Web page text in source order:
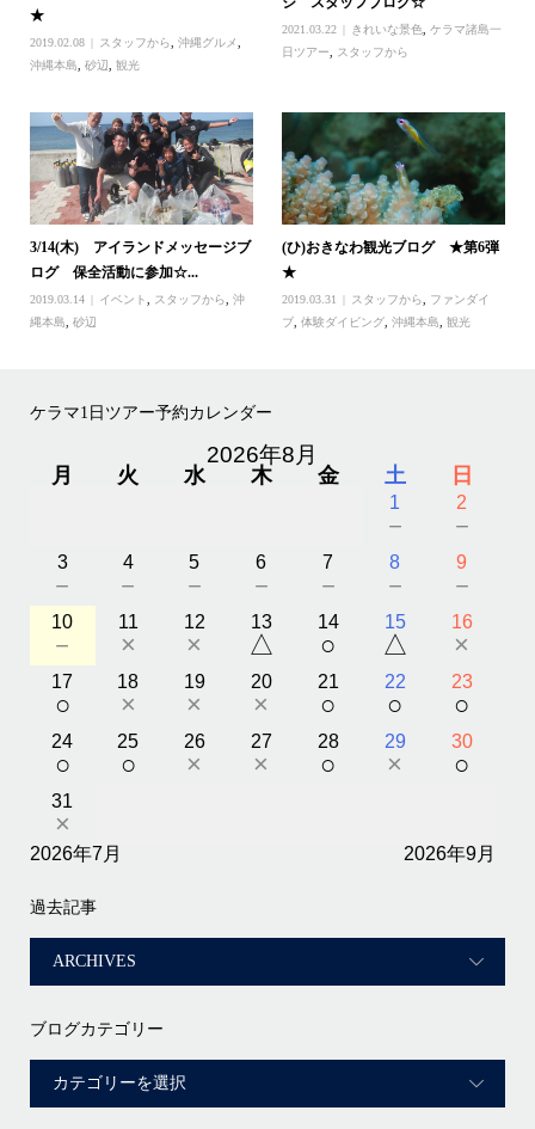
★
2019.02.08 スタッフから, 沖縄グルメ,
沖縄本島, 砂辺, 観光
2021.03.22 きれいな景色 ,ケラマ諸島一
日ツアー
スタッフから
3/14(木) アイランドメッセージブ
ログ 保全活動に参加☆...
2019.03.14 イベント スタッフから
沖
縄本島
砂辺
(ひ)おきなわ観光ブログ ★第6弾
★
2019.03.31 スタッフから
ファンダイ
ブ ,体験ダイビング ,沖縄本島 ,観光
ケラマ1日ツアー予約カレンダー
2026年8月
月 火 水 木 金 土 日
1
－
2
－
3
－
4
－
5
－
6
－
7
－
8
－
9
－
10
－
11
×
12
×
13
△
14
○
15
△
16
×
17
○
18
×
19
×
20
×
21
○
22
○
23
○
24
○
25
○
26
×
27
×
28
○
29
×
30
○
31
×
2026年7月 2026年9月
過去記事
ブログカテゴリー